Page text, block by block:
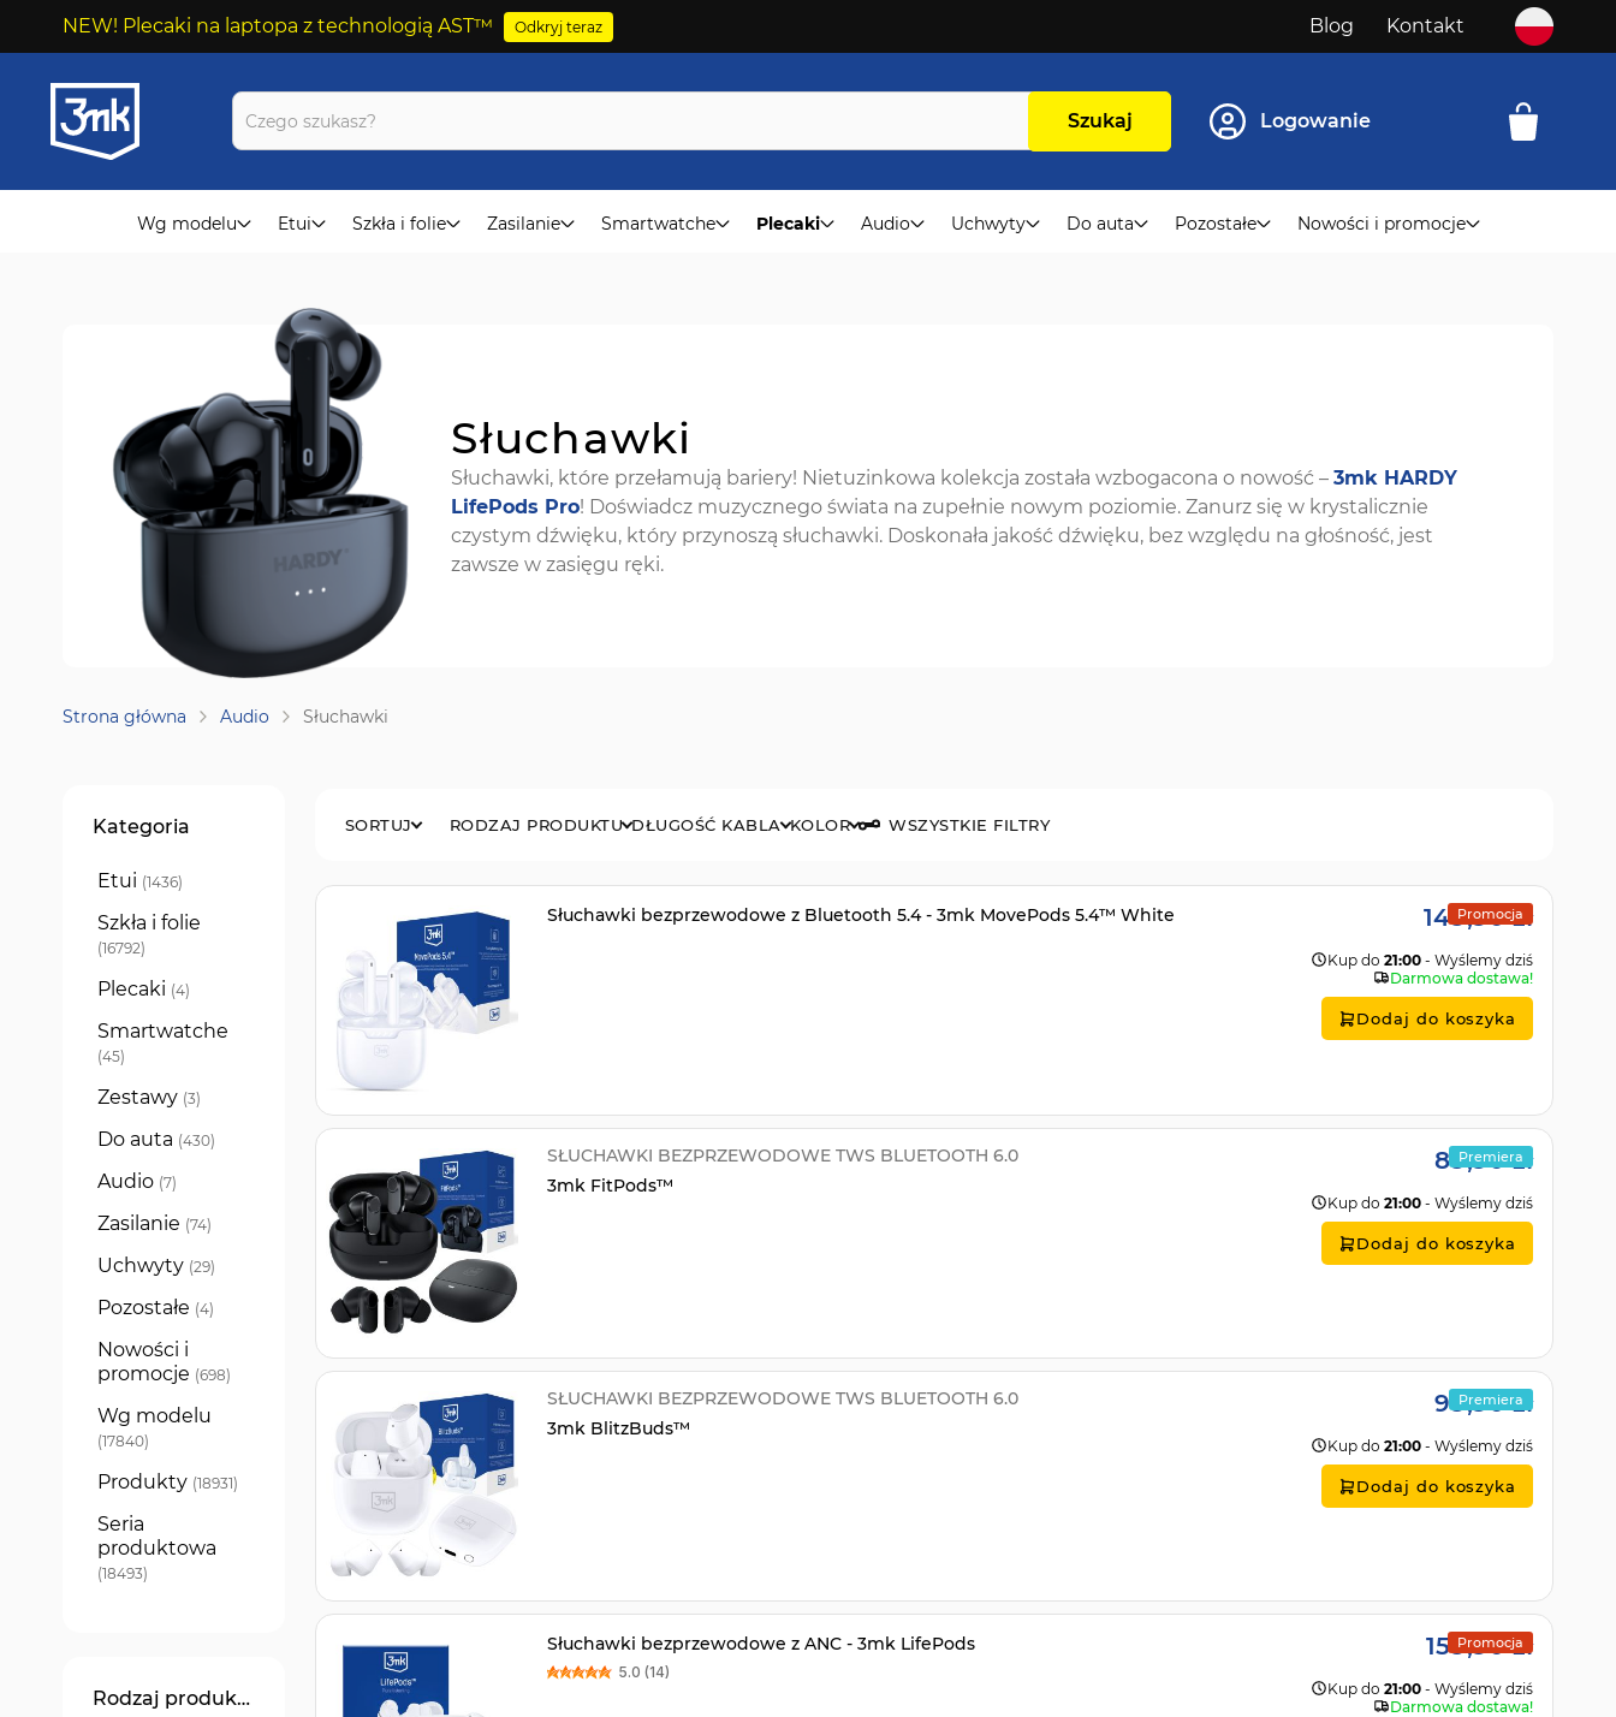
NEW! Plecaki na laptopa z technologią AST™ Odkryj teraz
Przejdź
do
treści
Blog Kontakt
Szukaj Logowanie
Wg modelu Etui Szkła i folie Zasilanie Smartwatche Plecaki Audio Uchwyty Do auta Pozostałe Nowości i promocje
Słuchawki
Słuchawki, które przełamują bariery! Nietuzinkowa kolekcja została wzbogacona o nowość –3mk HARDY
LifePods Pro! Doświadcz muzycznego świata na zupełnie nowym poziomie. Zanurz się w krystalicznie
czystym dźwięku, który przynoszą słuchawki. Doskonała jakość dźwięku, bez względu na głośność, jest
zawsze w zasięgu ręki.
Strona główna Audio Słuchawki
RODZAJ PRODUKTU DŁUGOŚĆ KABLA KOLOR WSZYSTKIE FILTRY
SORTUJ
Słuchawki bezprzewodowe z Bluetooth 5.4 - 3mk MovePods 5.4™ White Promocja
149,90 zł
Kup do 21:00 - Wyślemy dziś
Darmowa dostawa!
Dodaj do koszyka
SŁUCHAWKI BEZPRZEWODOWE TWS BLUETOOTH 6.0
3mk FitPods™
Premiera
89,90 zł
Kup do 21:00 - Wyślemy dziś
Dodaj do koszyka
SŁUCHAWKI BEZPRZEWODOWE TWS BLUETOOTH 6.0
3mk BlitzBuds™
Premiera
99,90 zł
Kup do 21:00 - Wyślemy dziś
Dodaj do koszyka
Słuchawki bezprzewodowe z ANC - 3mk LifePods
5.0 (14)
Promocja
159,90 zł
Kup do 21:00 - Wyślemy dziś
Darmowa dostawa!
Kategoria
Etui 1436
produkty
Szkła i folie
16792
produkty
Plecaki 4
produkty
Smartwatche
45
produkty
Zestawy 3
produkty
Do auta 430
produkty
Audio 7
produkty
Zasilanie 74
produkty
Uchwyty 29
produkty
Pozostałe 4
produkty
Nowości i
promocje 698
produkty
Wg modelu
17840
produkty
Produkty 18931
produkty
Seria
produktowa
18493
produkty
Rodzaj produktu